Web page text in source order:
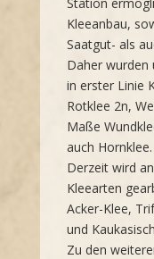
Kleeanbau,
Saatgut- als
Daher wurden
in erster Linie
Rotklee 2n,
Maße
auch Hornklee.
Derzeit wird
Kleearten
Acker-Klee,
und
Zu den